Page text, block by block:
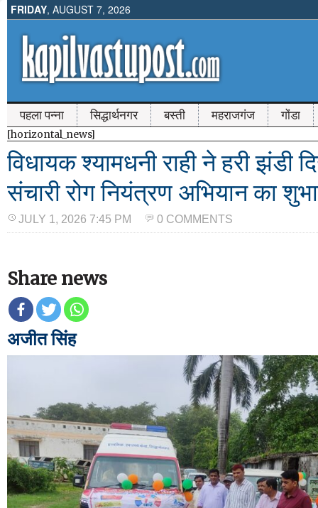
FRIDAY, AUGUST 7, 2026
पहला पन्ना सिद्धार्थनगर बस्ती महराजगंज गोंडा
[horizontal_news]
विधायक श्यामधनी राही ने हरी झंडी
संचारी रोग नियंत्रण अभियान का
JULY 1, 2026 7:45 PM 0 COMMENTS
Share news
अजीत सिंह